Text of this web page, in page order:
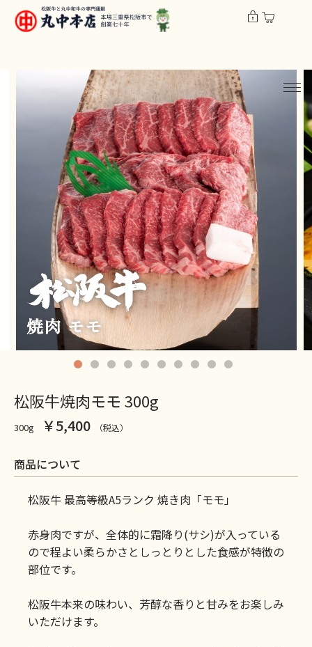
松阪牛焼肉モモ 300g
300g ￥5,400 （税込）
商品について
松阪牛 最高等級A5ランク 焼き肉「モモ」
赤身肉ですが、全体的に霜降り(サシ)が入っている
ので程よい柔らかさとしっとりとした食感が特徴の
部位です。
松阪牛本来の味わい、芳醇な香りと甘みをお楽しみ
いただけます。